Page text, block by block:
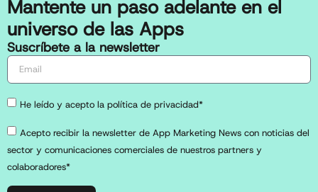
Mantente un paso adelante en el
universo de las Apps
Suscríbete a la newsletter
He leído y acepto la política de privacidad*
Acepto recibir la newsletter de App Marketing News con noticias del
sector y comunicaciones comerciales de nuestros partners y
colaboradores*